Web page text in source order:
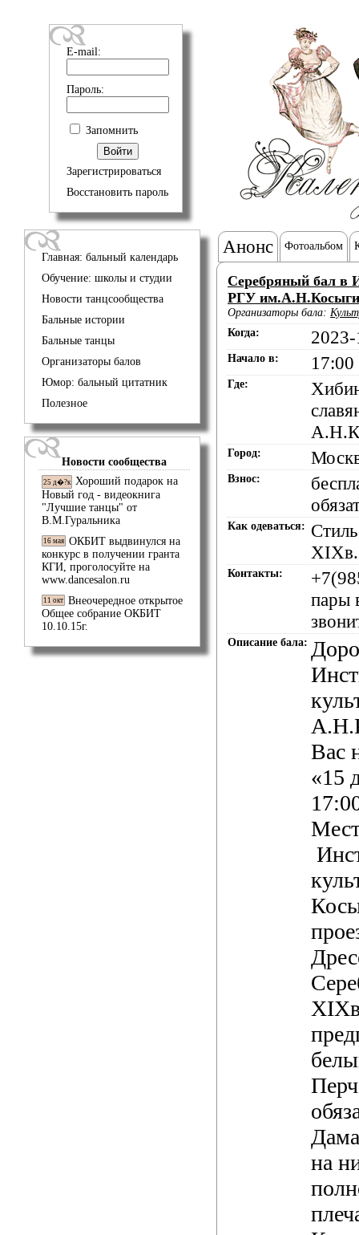
E-mail:
Пароль:
Запомнить
Зарегистрироваться
Восстановить пароль
Главная: бальный календарь
Обучение: школы и студии
Новости танцсообщества
Бальные истории
Бальные танцы
Организаторы балов
Юмор: бальный цитатник
Полезное
Новости сообщества
25 д�?к Хороший подарок на
Новый год - видеокнига
"Лучшие танцы" от
В.М.Гуральника
16 мая ОКБИТ выдвинулся на
конкурс в получении гранта
КГИ, проголосуйте на
www.dancesalon.ru
11 окт Внеочередное открытое
Общее собрание ОКБИТ
10.10.15г.
Анонс Фотоальбом
Серебряный бал в
РГУ
Организаторы бала:
Когда:
Начало в: 17:00
Где:
Город:
Взнос:
Как одеваться:
Контакты:
пары
Описание бала:
Вас
«15
XIX
на